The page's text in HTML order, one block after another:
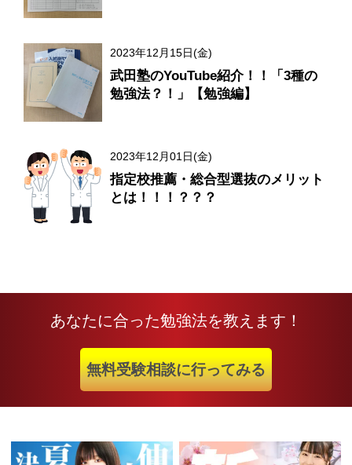
2023年12月15日(金)
武田塾のYouTube紹介！！「3種の
勉強法？！」【勉強編】
2023年12月01日(金)
指定校推薦・総合型選抜のメリット
とは！！！？？？
あなたに合った勉強法を教えます！
無料受験相談に行ってみる